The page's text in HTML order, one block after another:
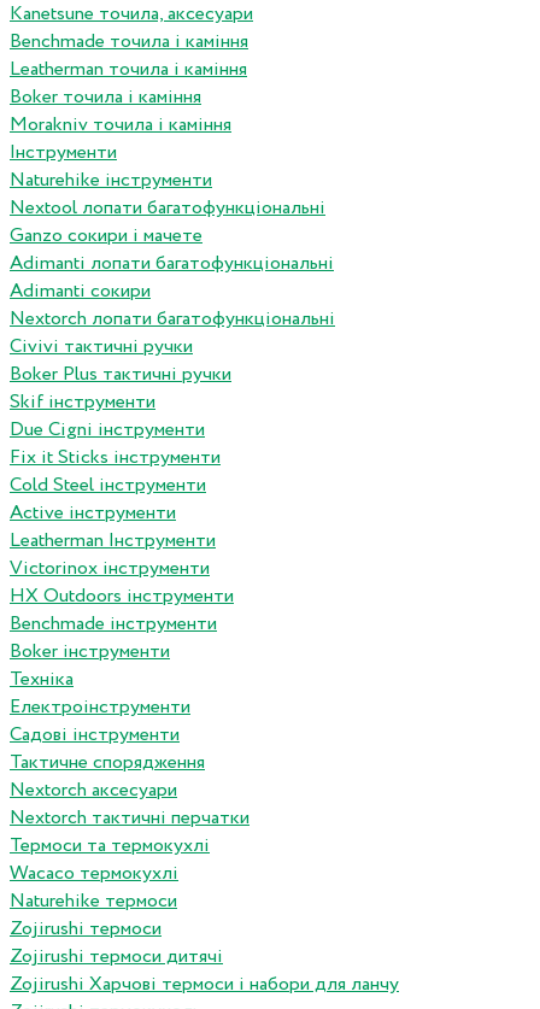
Kanetsune точила, аксесуари
Benchmade точила і каміння
Leatherman точила і каміння
Boker точила і каміння
Morakniv точила і каміння
Інструменти
Naturehike інструменти
Nextool лопати багатофункціональні
Ganzo сокири і мачете
Adimanti лопати багатофункціональні
Adimanti сокири
Nextorch лопати багатофункціональні
Сivivi тактичні ручки
Boker Plus тактичні ручки
Skif інструменти
Due Cigni інструменти
Fix it Sticks інструменти
Сold Steel інструменти
Active інструменти
Leatherman Інструменти
Victorinox інструменти
HX Outdoors інструменти
Benchmade інструменти
Boker інструменти
Техніка
Електроінструменти
Садові інструменти
Тактичне спорядження
Nextorch аксесуари
Nextorch тактичні перчатки
Термоси та термокухлі
Wacaco термокухлі
Naturehike термоси
Zojirushi термоси
Zojirushi термоси дитячі
Zojirushi Харчові термоси і набори для ланчу